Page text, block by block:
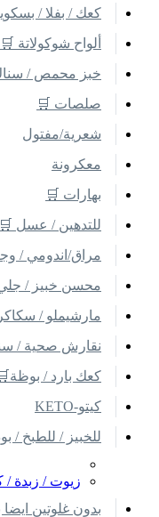
كعك / بفلا /
ألواح شوكولاتة 🛒
خبز محمص /
صلصات 🛒
شعرية/مفتول
معكرونة
بهارات 🛒
للتدهين / عسل 🛒
مراق/اندومي /
محسن خبيز / جلي
مارشيملو /
نقارش صحية /
كعك بارد /
كيتو-KETO
للخبيز / للطبخ /
زيوت / زبدة /
بدون غلوتين